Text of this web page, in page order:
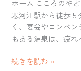
ホーム こころのや
寒河江駅から徒歩
く、宴会やコンベ
もある温泉は、疲
の
宿
一
龍
続きを読む »